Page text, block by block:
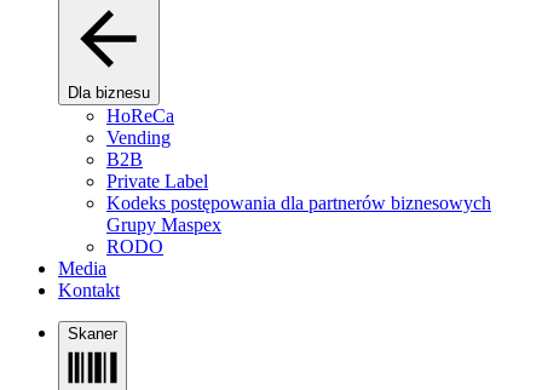
Dla biznesu
HoReCa
Vending
B2B
Private Label
Kodeks postępowania dla partnerów biznesowych
Grupy Maspex
RODO
Media
Kontakt
Skaner